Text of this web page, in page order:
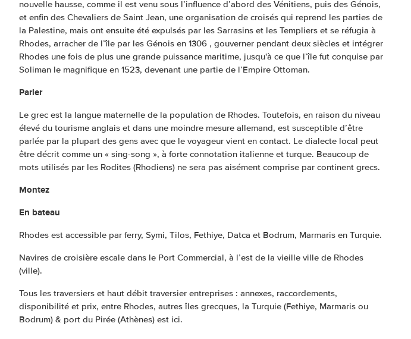
nouvelle hausse, comme il est venu sous l’influence d’abord des Vénitiens, puis des Génois,
et enfin des Chevaliers de Saint Jean, une organisation de croisés qui reprend les parties de
la Palestine, mais ont ensuite été expulsés par les Sarrasins et les Templiers et se réfugia à
Rhodes, arracher de l’île par les Génois en 1306 , gouverner pendant deux siècles et intégrer
Rhodes une fois de plus une grande puissance maritime, jusqu'à ce que l’île fut conquise par
Soliman le magnifique en 1523, devenant une partie de l’Empire Ottoman.
Parler
Le grec est la langue maternelle de la population de Rhodes. Toutefois, en raison du niveau
élevé du tourisme anglais et dans une moindre mesure allemand, est susceptible d’être
parlée par la plupart des gens avec que le voyageur vient en contact. Le dialecte local peut
être décrit comme un « sing-song », à forte connotation italienne et turque. Beaucoup de
mots utilisés par les Rodites (Rhodiens) ne sera pas aisément comprise par continent grecs.
Montez
En bateau
Rhodes est accessible par ferry, Symi, Tilos, Fethiye, Datca et Bodrum, Marmaris en Turquie.
Navires de croisière escale dans le Port Commercial, à l’est de la vieille ville de Rhodes
(ville).
Tous les traversiers et haut débit traversier entreprises : annexes, raccordements,
disponibilité et prix, entre Rhodes, autres îles grecques, la Turquie (Fethiye, Marmaris ou
Bodrum) & port du Pirée (Athènes) est ici.